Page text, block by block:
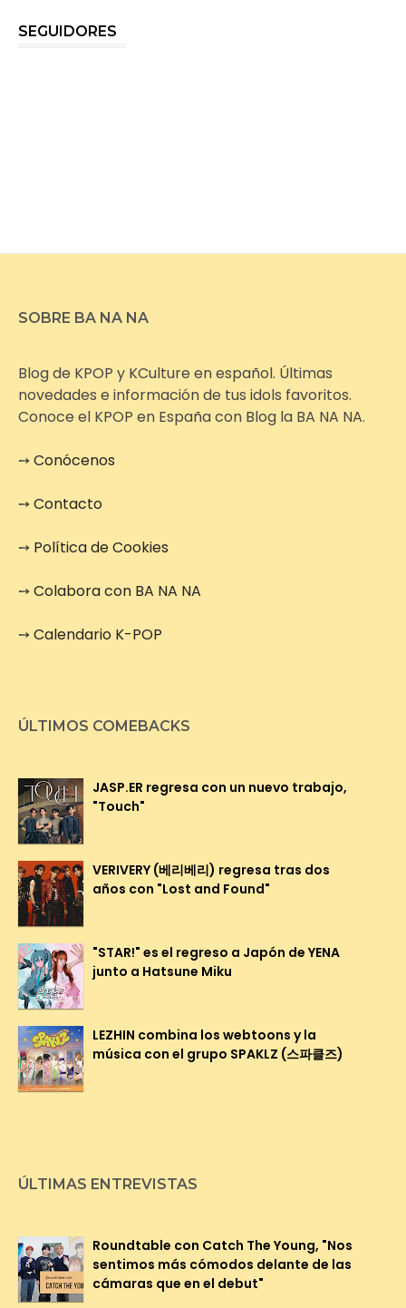
SEGUIDORES
SOBRE BA NA NA
Blog de KPOP y KCulture en español. Últimas
novedades e información de tus idols favoritos.
Conoce el KPOP en España con Blog la BA NA NA.
➙Conócenos
➙Contacto
➙ Política de Cookies
➙Colabora con BA NA NA
➙Calendario K-POP
ÚLTIMOS COMEBACKS
JASP.ER regresa con un nuevo trabajo,
"Touch"
VERIVERY (베리베리) regresa tras dos
años con "Lost and Found"
"STAR!" es el regreso a Japón de YENA
junto a Hatsune Miku
LEZHIN combina los webtoons y la
música con el grupo SPAKLZ (스파클즈)
ÚLTIMAS ENTREVISTAS
Roundtable con Catch The Young, "Nos
sentimos más cómodos delante de las
cámaras que en el debut"